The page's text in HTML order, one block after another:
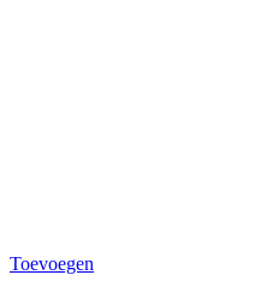
Toevoegen